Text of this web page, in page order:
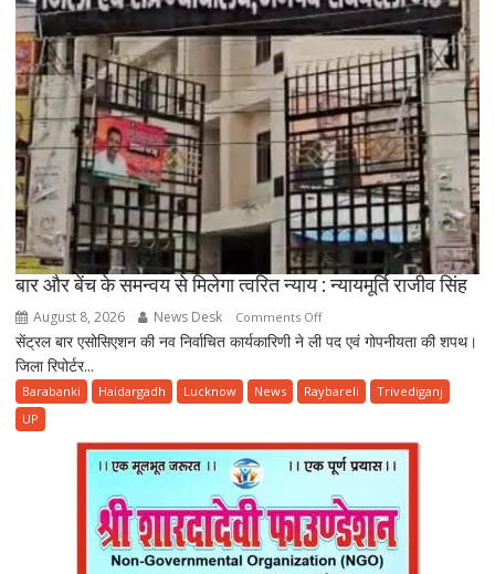
सामग्री
लगाने
का
आरोप
बार और बेंच के समन्वय से मिलेगा त्वरित न्याय : न्यायमूर्ति राजीव सिंह
August 8, 2026 News Desk Comments Offon
बार
बेंच
समन्वय
से
त्वरित
न्याय
:
सेंट्रल बार एसोसिएशन की नव निर्वाचित कार्यकारिणी ने ली पद एवं गोपनीयता की शपथ।
जिला रिपोर्टर...
Barabanki Haidargadh Lucknow News Raybareli
Trivediganj
UP